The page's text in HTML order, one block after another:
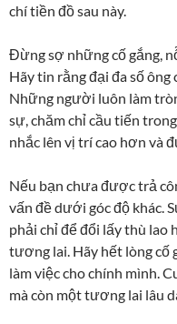
chí tiền đồ sau này.
Đừng sợ những cố gắng,
Hãy tin rằng đại đa số ông
Những người luôn làm
sự, chăm chỉ cầu tiến
nhắc lên vị trí cao hơn và
Nếu bạn chưa được trả
vấn đề dưới góc độ khác.
phải chỉ để đổi lấy thù lao
tương lai. Hãy hết lòng cố
làm việc cho chính mình.
mà còn một tương lai lâu